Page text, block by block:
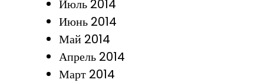
Июль 2014
Июнь 2014
Май 2014
Апрель 2014
Март 2014